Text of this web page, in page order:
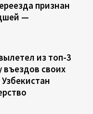
признан
—
из топ-3
въездов своих